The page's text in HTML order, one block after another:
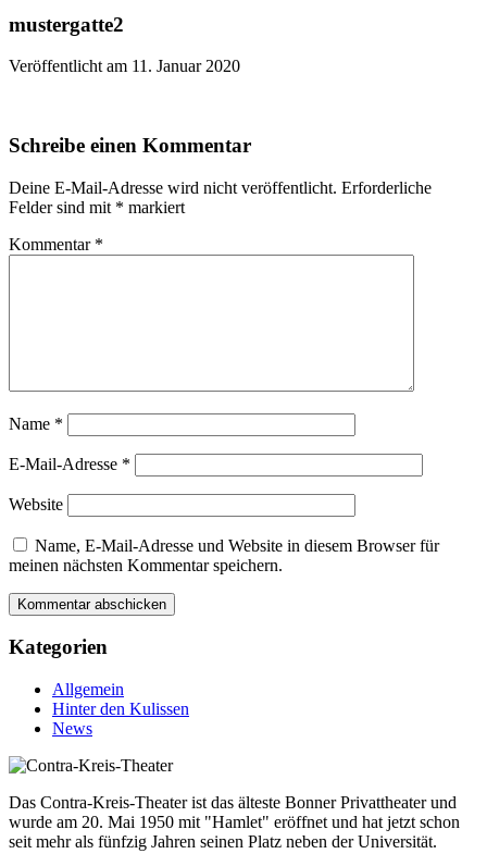
mustergatte2
Veröffentlicht am 11. Januar 2020
Schreibe einen Kommentar
Deine E-Mail-Adresse wird nicht veröffentlicht. Erforderliche
Felder sind mit * markiert
Kommentar *
Name *
E-Mail-Adresse *
Website
Name, E-Mail-Adresse und Website in diesem Browser für
meinen nächsten Kommentar speichern.
Kategorien
Allgemein
Hinter den Kulissen
News
Das Contra-Kreis-Theater ist das älteste Bonner Privattheater und
wurde am 20. Mai 1950 mit "Hamlet" eröffnet und hat jetzt schon
seit mehr als fünfzig Jahren seinen Platz neben der Universität.